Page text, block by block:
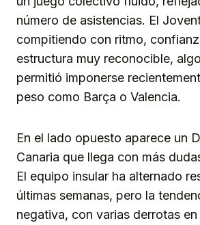
número de asistencias. El
compitiendo con ritmo,
estructura muy reconocible,
permitió imponerse
peso como Barça o Valencia.
En el lado opuesto aparece un
Canaria que llega con más
El equipo insular ha alternado
últimas semanas, pero la
negativa, con varias derrotas